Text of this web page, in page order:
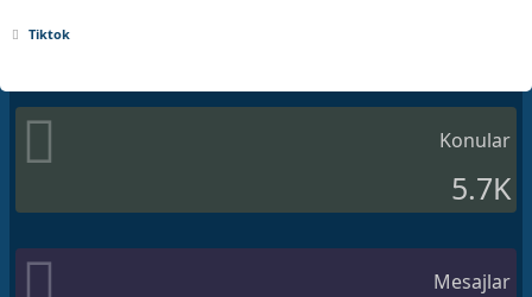
Tiktok
Konular
5.7K
Mesajlar